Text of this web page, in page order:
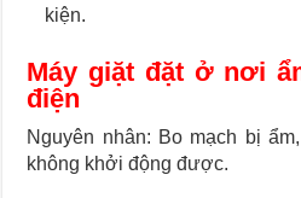
kiện.
Máy giặt đặt ở nơi
điện
Nguyên nhân: Bo mạch bị
không khởi động được.